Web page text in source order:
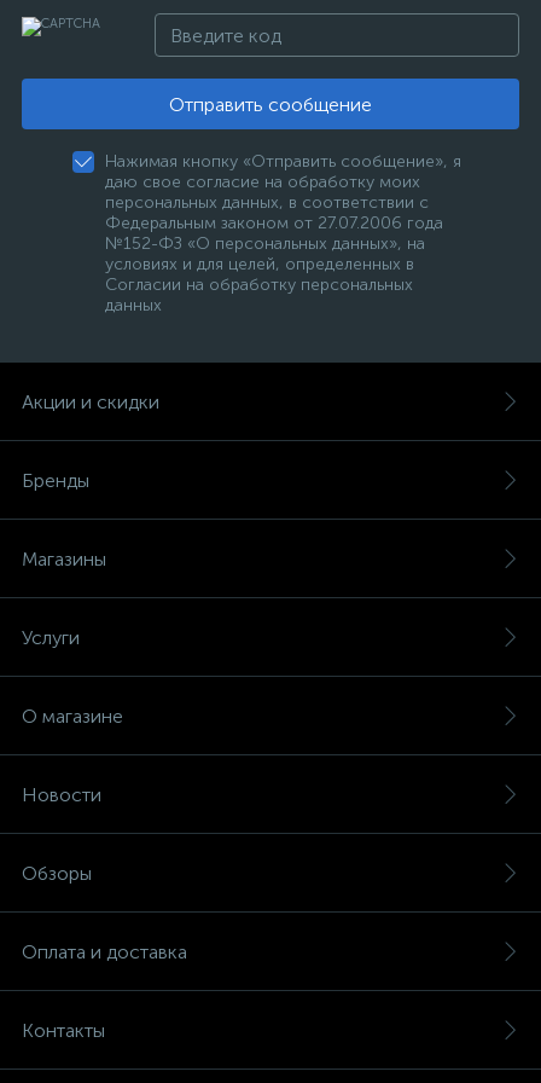
Отправить сообщение
Нажимая кнопку «Отправить сообщение», я
даю свое согласие на обработку моих
персональных данных, в соответствии с
Федеральным законом от 27.07.2006 года
№152-ФЗ «О персональных данных», на
условиях и для целей, определенных в
Согласии на обработку персональных
данных
Акции и скидки
Бренды
Магазины
Услуги
О магазине
Новости
Обзоры
Оплата и доставка
Контакты